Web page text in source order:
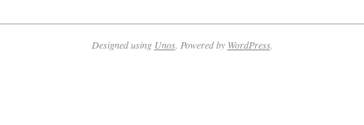
Designed using Unos. Powered by WordPress.